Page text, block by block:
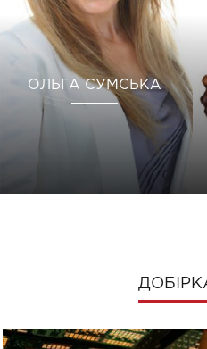
ОЛЬГА СУМСЬКА